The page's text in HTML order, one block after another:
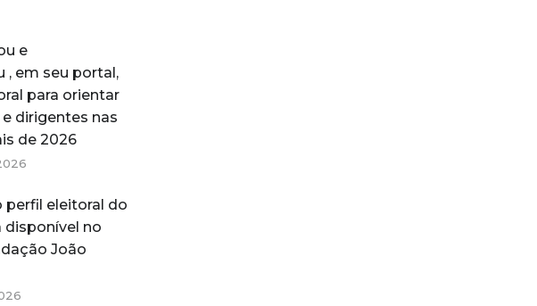
e
, em seu portal,
para orientar
dirigentes nas
de 2026
perfil eleitoral do
disponível no
João